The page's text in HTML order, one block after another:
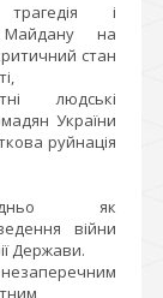
і
Майдану на
стан
людські
України
руйнація
як
війни
Держави.